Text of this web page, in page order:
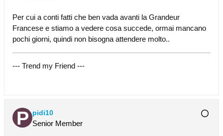
Per cui a conti fatti che ben vada avanti la Grandeur
Francese e stiamo a vedere cosa succede, ormai mancano
pochi giorni, quindi non bisogna attendere molto..
--- Trend my Friend ---
pidi10
Senior Member